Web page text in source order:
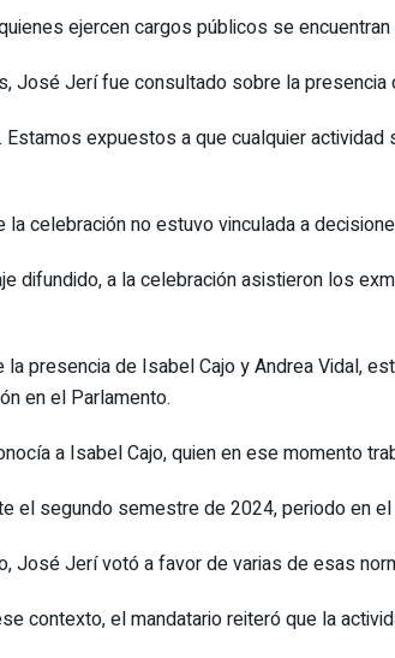
ejercen cargos públicos se
José Jerí fue consultado sobre la
Estamos expuestos a que cualquier
celebración no estuvo vinculada a
difundido, a la celebración asistieron los
presencia de Isabel Cajo y Andrea Vidal,
en el Parlamento.
a Isabel Cajo, quien en ese momento
el segundo semestre de 2024, periodo en
José Jerí votó a favor de varias de esas
contexto, el mandatario reiteró que la